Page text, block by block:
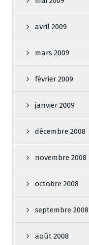
avril 2009
mars 2009
février 2009
janvier 2009
décembre 2008
novembre 2008
octobre 2008
septembre 2008
août 2008